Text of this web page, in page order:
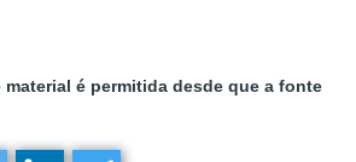
é permitida desde que a fonte